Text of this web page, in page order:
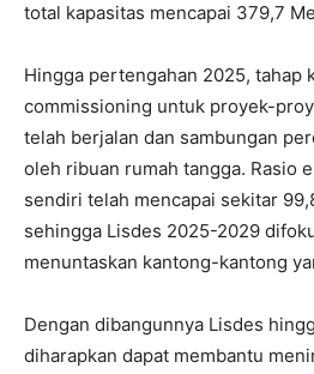
total kapasitas mencapai 379,7
Hingga pertengahan 2025, tahap
commissioning untuk proyek-
telah berjalan dan sambungan
oleh ribuan rumah tangga. Rasio
sendiri telah mencapai sekitar
sehingga Lisdes 2025-2029
menuntaskan kantong-kantong
Dengan dibangunnya Lisdes
diharapkan dapat membantu